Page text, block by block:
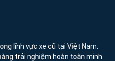
lĩnh vực xe cũ tại Việt Nam.
trải nghiệm hoàn toàn minh